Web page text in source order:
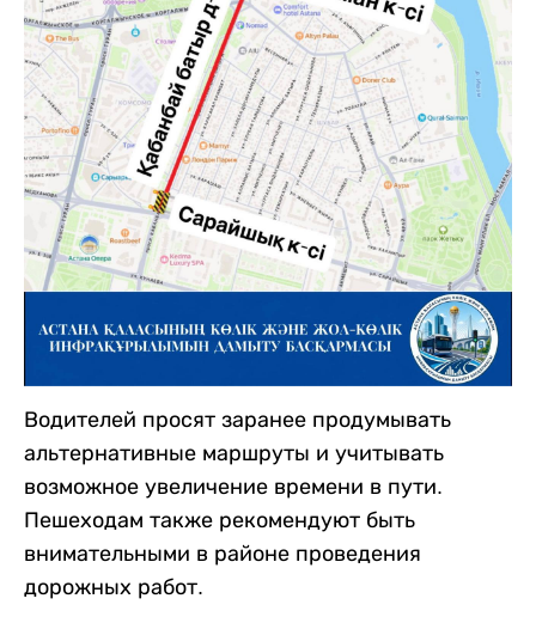
Водителей просят заранее продумывать
альтернативные маршруты и учитывать
возможное увеличение времени в пути.
Пешеходам также рекомендуют быть
внимательными в районе проведения
дорожных работ.